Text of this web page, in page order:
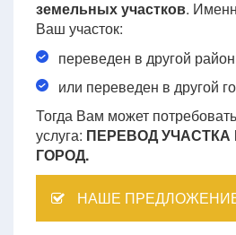
земельных участков.
Ваш участок:
переведен в другой
или переведен в другой
Тогда Вам может
услуга: ПЕРЕВОД УЧАСТКА
ГОРОД.
НАШЕ